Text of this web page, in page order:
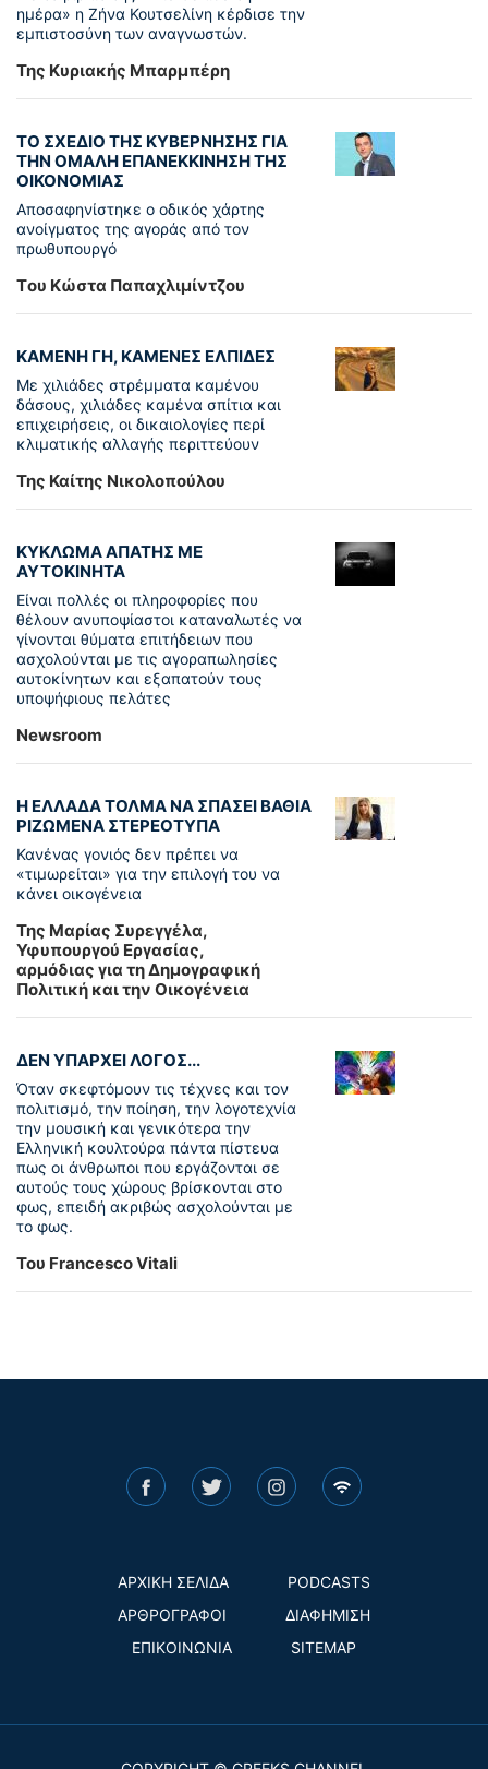
ημέρα» η Ζήνα Κουτσελίνη κέρδισε την
εμπιστοσύνη των αναγνωστών.
Της Κυριακής Μπαρμπέρη
ΤΟ ΣΧΕΔΙΟ ΤΗΣ ΚΥΒΕΡΝΗΣΗΣ ΓΙΑ
ΤΗΝ ΟΜΑΛΗ ΕΠΑΝΕΚΚΙΝΗΣΗ ΤΗΣ
ΟΙΚΟΝΟΜΙΑΣ
Αποσαφηνίστηκε ο οδικός χάρτης
ανοίγματος της αγοράς από τον
πρωθυπουργό
Tου Κώστα Παπαχλιμίντζου
ΚΑΜΕΝΗ ΓΗ, ΚΑΜΕΝΕΣ ΕΛΠΙΔΕΣ
Με χιλιάδες στρέμματα καμένου
δάσους, χιλιάδες καμένα σπίτια και
επιχειρήσεις, οι δικαιολογίες περί
κλιματικής αλλαγής περιττεύουν
Της Καίτης Νικολοπούλου
ΚΥΚΛΩΜΑ ΑΠΑΤΗΣ ΜΕ
ΑΥΤΟΚΙΝΗΤΑ
Είναι πολλές οι πληροφορίες που
θέλουν ανυποψίαστοι καταναλωτές να
γίνονται θύματα επιτήδειων που
ασχολούνται με τις αγοραπωλησίες
αυτοκίνητων και εξαπατούν τους
υποψήφιους πελάτες
Newsroom
Η ΕΛΛΑΔΑ ΤΟΛΜΑ ΝΑ ΣΠΑΣΕΙ ΒΑΘΙΑ
ΡΙΖΩΜΕΝΑ ΣΤΕΡΕΟΤΥΠΑ
Κανένας γονιός δεν πρέπει να
«τιμωρείται» για την επιλογή του να
κάνει οικογένεια
Της Μαρίας Συρεγγέλα,
Υφυπουργού Εργασίας,
αρμόδιας για τη Δημογραφική
Πολιτική και την Οικογένεια
ΔΕΝ ΥΠΑΡΧΕΙ ΛΟΓΟΣ...
Όταν σκεφτόμουν τις τέχνες και τον
πολιτισμό, την ποίηση, την λογοτεχνία
την μουσική και γενικότερα την
Ελληνική κουλτούρα πάντα πίστευα
πως οι άνθρωποι που εργάζονται σε
αυτούς τους χώρους βρίσκονται στο
φως, επειδή ακριβώς ασχολούνται με
το φως.
Του Francesco Vitali
ΑΡΧΙΚΗ ΣΕΛΙΔΑ
PODCASTS
ΑΡΘΡΟΓΡΑΦΟΙ
ΔΙΑΦΗΜΙΣΗ
ΕΠΙΚΟΙΝΩΝΙΑ
SITEMAP